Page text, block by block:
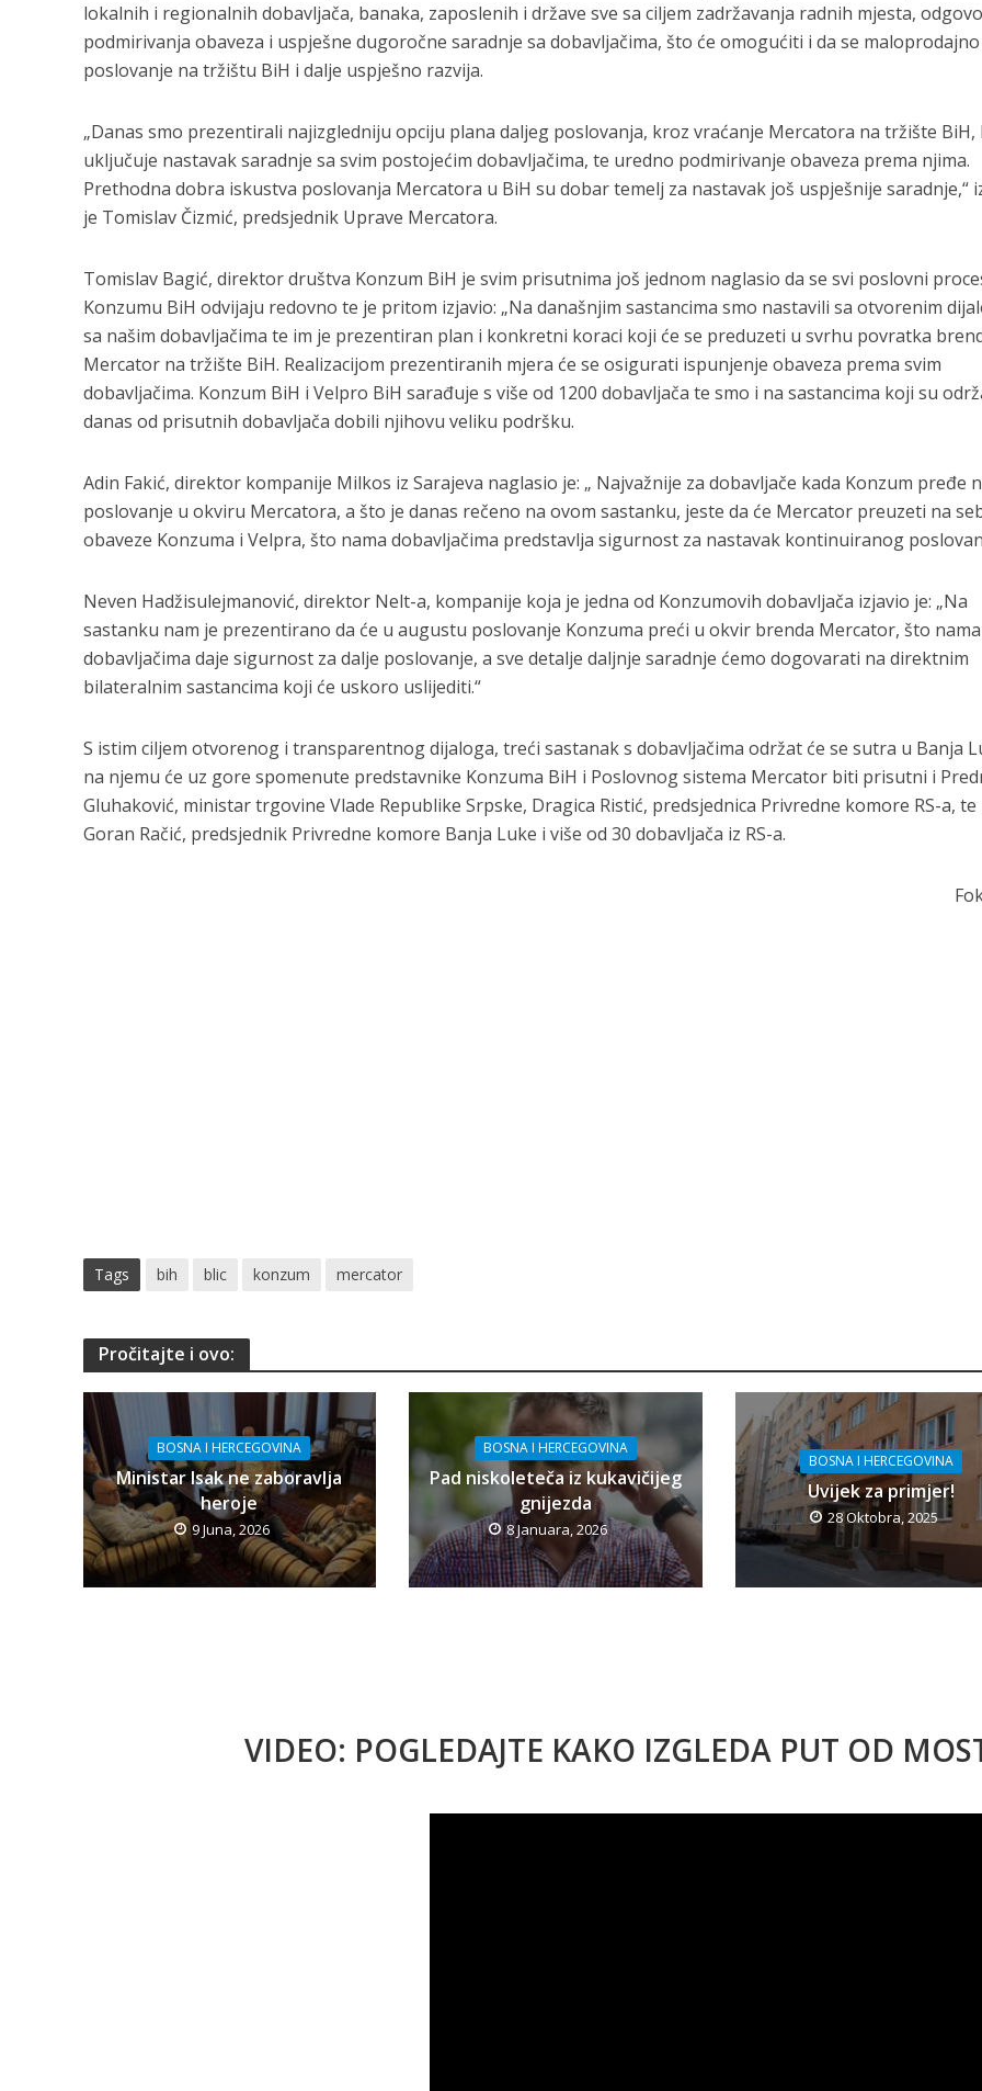
lokalnih i regionalnih dobavljača, banaka, zaposlenih i države sve sa ciljem zadržavanja radnih mjesta,
podmirivanja obaveza i uspješne dugoročne saradnje sa dobavljačima, što će omogućiti i da se maloprodajno
poslovanje na tržištu BiH i dalje uspješno razvija.
„Danas smo prezentirali najizgledniju opciju plana daljeg poslovanja, kroz vraćanje Mercatora na tržište BiH,
uključuje nastavak saradnje sa svim postojećim dobavljačima, te uredno podmirivanje obaveza prema njima.
Prethodna dobra iskustva poslovanja Mercatora u BiH su dobar temelj za nastavak još uspješnije saradnje,“
je Tomislav Čizmić, predsjednik Uprave Mercatora.
Tomislav Bagić, direktor društva Konzum BiH je svim prisutnima još jednom naglasio da se svi poslovni
Konzumu BiH odvijaju redovno te je pritom izjavio: „Na današnjim sastancima smo nastavili sa otvorenim
sa našim dobavljačima te im je prezentiran plan i konkretni koraci koji će se preduzeti u svrhu povratka
Mercator na tržište BiH. Realizacijom prezentiranih mjera će se osigurati ispunjenje obaveza prema svim
dobavljačima. Konzum BiH i Velpro BiH sarađuje s više od 1200 dobavljača te smo i na sastancima koji su
danas od prisutnih dobavljača dobili njihovu veliku podršku.
Adin Fakić, direktor kompanije Milkos iz Sarajeva naglasio je: „ Najvažnije za dobavljače kada Konzum pređe
poslovanje u okviru Mercatora, a što je danas rečeno na ovom sastanku, jeste da će Mercator preuzeti na
obaveze Konzuma i Velpra, što nama dobavljačima predstavlja sigurnost za nastavak kontinuiranog
Neven Hadžisulejmanović, direktor Nelt-a, kompanije koja je jedna od Konzumovih dobavljača izjavio je: „Na
sastanku nam je prezentirano da će u augustu poslovanje Konzuma preći u okvir brenda Mercator, što nama
dobavljačima daje sigurnost za dalje poslovanje, a sve detalje daljnje saradnje ćemo dogovarati na direktnim
bilateralnim sastancima koji će uskoro uslijediti.“
S istim ciljem otvorenog i transparentnog dijaloga, treći sastanak s dobavljačima održat će se sutra u Banja
na njemu će uz gore spomenute predstavnike Konzuma BiH i Poslovnog sistema Mercator biti prisutni i
Gluhaković, ministar trgovine Vlade Republike Srpske, Dragica Ristić, predsjednica Privredne komore RS-a, te
Goran Račić, predsjednik Privredne komore Banja Luke i više od 30 dobavljača iz RS-a.
Tags bih blic konzum mercator
Pročitajte i ovo:
BOSNA I HERCEGOVINA
Ministar Isak ne zaboravlja
heroje
9 Juna, 2026
BOSNA I HERCEGOVINA
Pad niskoleteča iz kukavičijeg
gnijezda
8 Januara, 2026
BOSNA I HERCEGOVINA
Uvijek za primjer!
28 Oktobra, 2025
VIDEO: POGLEDAJTE KAKO IZGLEDA PUT OD